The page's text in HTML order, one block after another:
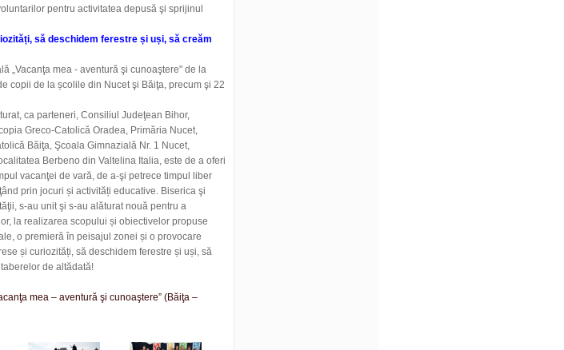
pentru activitatea depusă şi sprijinul
să deschidem ferestre și uși, să creăm
„Vacanţa mea - aventură şi cunoaştere" de la
copii de la școlile din Nucet şi Băiţa, precum şi 22
ca parteneri, Consiliul Judeţean Bihor,
Greco-Catolică Oradea, Primăria Nucet,
Băiţa, Şcoala Gimnazială Nr. 1 Nucet,
Berbeno din Valtelina Italia, este de a oferi
vacanţei de vară, de a-şi petrece timpul liber
prin jocuri și activități educative. Biserica şi
s-au unit şi s-au alăturat nouă pentru a
la realizarea scopului și obiectivelor propuse
o premieră în peisajul zonei și o provocare
și curiozități, să deschidem ferestre și uși, să
de altădată!
mea – aventură şi cunoaştere” (Băiţa –